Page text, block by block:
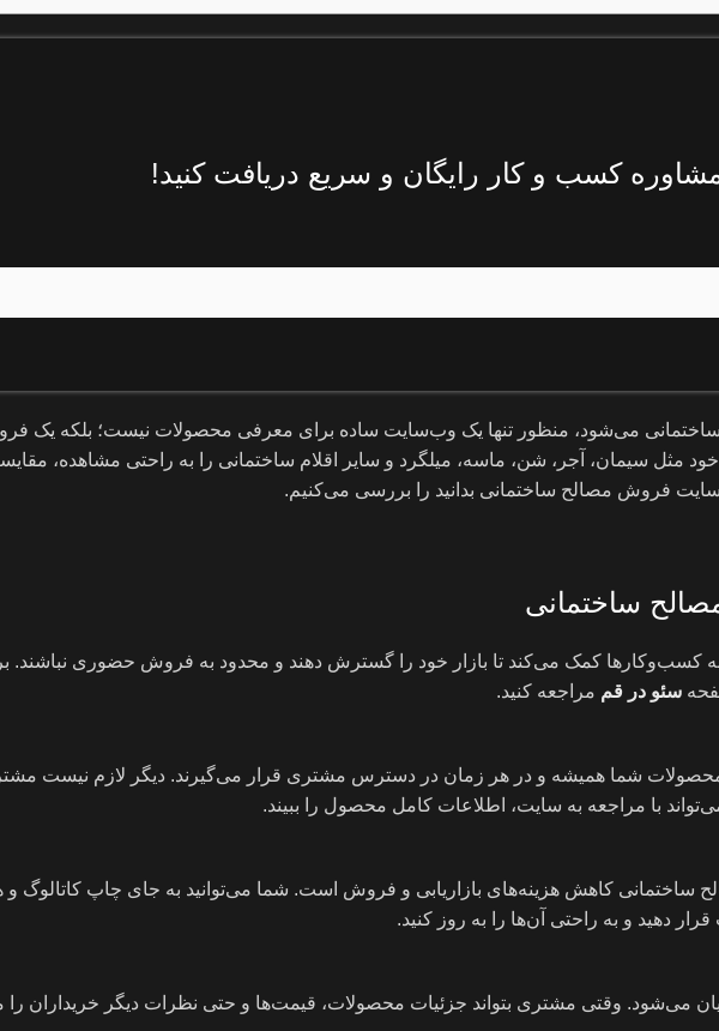
مشاوره کسب و کار رایگان و سریع دریافت کنید!
می‌شود، منظور تنها یک وب‌سایت ساده برای معرفی محصولات نیست؛ بلکه یک
مثل سیمان، آجر، شن، ماسه، میلگرد و سایر اقلام ساختمانی را به راحتی مشاهده،
سایت فروش مصالح ساختمانی بدانید را بررسی می‌کنیم.
ساختمانی
کسب‌وکارها کمک می‌کند تا بازار خود را گسترش دهند و محدود به فروش حضوری نباشند.
سئو در قم مراجعه کنید.
شما همیشه و در هر زمان در دسترس مشتری قرار می‌گیرند. دیگر لازم نیست
با مراجعه به سایت، اطلاعات کامل محصول را ببیند.
کاهش هزینه‌های بازاریابی و فروش است. شما می‌توانید به جای چاپ کاتالوگ و
دهید و به راحتی آن‌ها را به روز کنید.
می‌شود. وقتی مشتری بتواند جزئیات محصولات، قیمت‌ها و حتی نظرات دیگر خریداران را